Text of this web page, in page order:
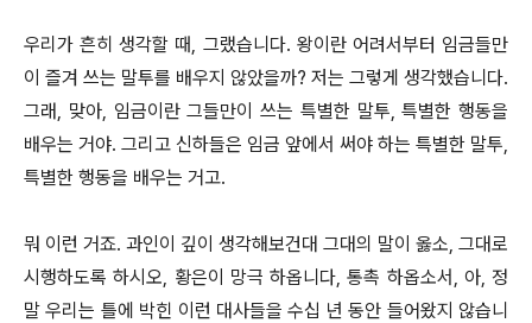
우리가 흔히 생각할 때, 그랬습니다. 왕이란 어려서부터 임금들만
이 즐겨 쓰는 말투를 배우지 않았을까? 저는 그렇게 생각했습니다.
그래, 맞아, 임금이란 그들만이 쓰는 특별한 말투, 특별한 행동을
배우는 거야. 그리고 신하들은 임금 앞에서 써야 하는 특별한 말투,
특별한 행동을 배우는 거고.
뭐 이런 거죠. 과인이 깊이 생각해보건대 그대의 말이 옳소, 그대로
시행하도록 하시오, 황은이 망극 하옵니다, 통촉 하옵소서, 아, 정
말 우리는 틀에 박힌 이런 대사들을 수십 년 동안 들어왔지 않습니